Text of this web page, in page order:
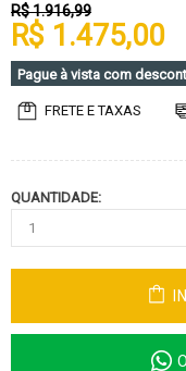
R$ 1.916,99
R$ 1.475,00
Pague à vista com
FRETE E TAXAS
QUANTIDADE: